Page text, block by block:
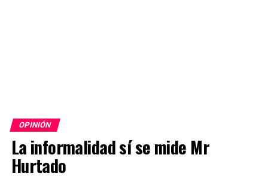
OPINIÓN
La informalidad sí se mide Mr
Hurtado